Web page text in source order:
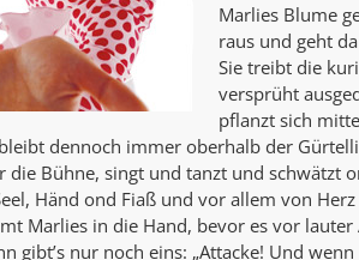
Marlies Blume
raus und geht
Sie treibt die
versprüht
pflanzt sich
dennoch immer oberhalb der
die Bühne, singt und tanzt und schwätzt
Händ ond Fiaß und vor allem von
Marlies in die Hand, bevor es vor lauter
gibt’s nur noch eins: „Attacke! Und